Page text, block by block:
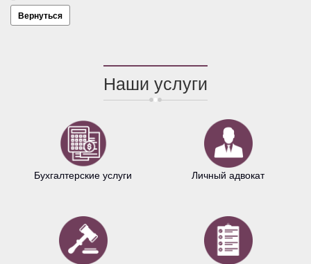
Вернуться
Наши услуги
Бухгалтерские услуги Личный адвокат